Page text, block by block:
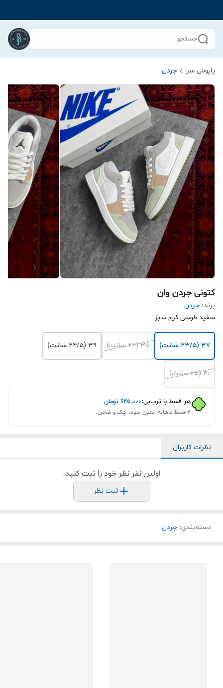
جستجو
پاپوش سرا جردن
کتونی جردن وان
برند: جردن
سفید طوسی کرم سبز
37 (23/5 سانت) 38 (24 سانت) 39 (24/5 سانت)
40 (25 سانت)
هر قسط با ترب‌پی:۶۲۵٬۰۰۰ تومان
۴ قسط ماهانه. بدون سود، چک و ضامن.
نظرات کاربران
اولین نفر نظر خود را ثبت کنید.
ثبت نظر
دسته‌بندی: جردن